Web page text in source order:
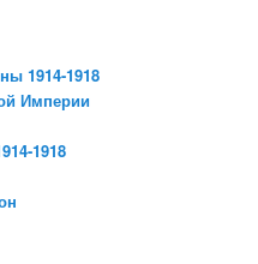
1914-1918
Империи
1918